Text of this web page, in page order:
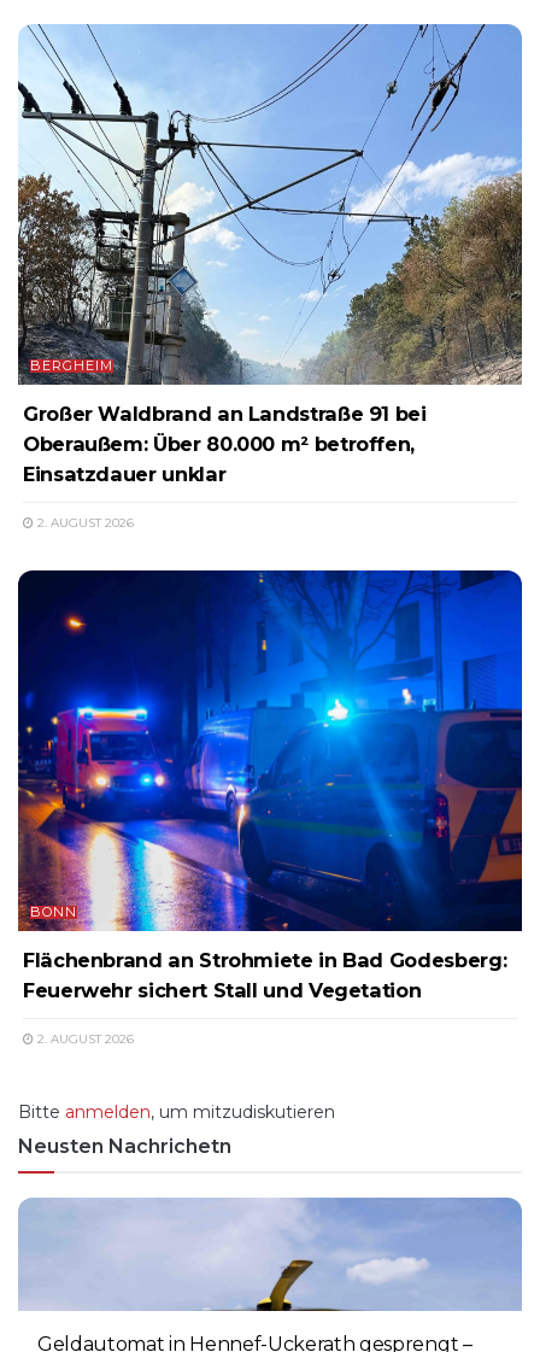
BERGHEIM
Großer Waldbrand an Landstraße 91 bei
Oberaußem: Über 80.000 m² betroffen,
Einsatzdauer unklar
2. AUGUST 2026
BONN
Flächenbrand an Strohmiete in Bad Godesberg:
Feuerwehr sichert Stall und Vegetation
2. AUGUST 2026
Bitte anmelden, um mitzudiskutieren
Neusten Nachrichetn
Geldautomat in Hennef-Uckerath gesprengt –